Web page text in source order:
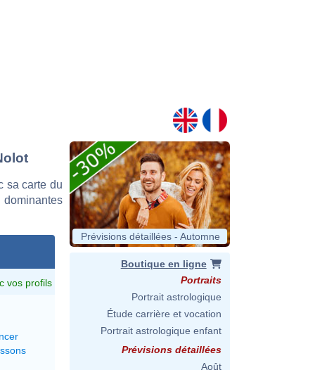
sa carte du
vos profils
Prévisions détaillées - Automne
Boutique en ligne
Portraits
Portrait astrologique
Étude carrière et vocation
Portrait astrologique enfant
Prévisions détaillées
Août